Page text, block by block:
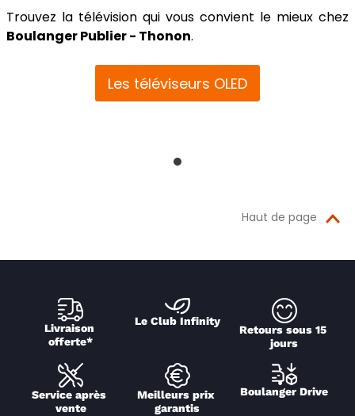
Trouvez la télévision qui vous convient le mieux chez
Boulanger Publier - Thonon.
Les téléviseurs OLED
Haut de page
Livraison
offerte*
Le Club Infinity
Retours sous 15
jours
Service après
vente
Meilleurs prix
garantis
Boulanger Drive